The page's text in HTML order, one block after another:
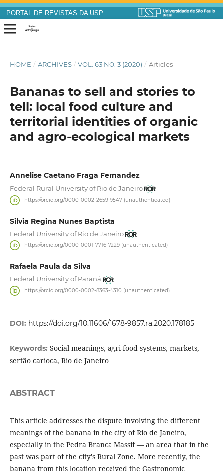
PORTAL DE REVISTAS DA USP
HOME / ARCHIVES / VOL. 63 NO. 3 (2020) / Articles
Bananas to sell and stories to
tell: local food culture and
territorial identities of organic
and agro-ecological markets
Annelise Caetano Fraga Fernandez
Federal Rural University of Rio de Janeiro
https://orcid.org/0000-0002-2659-9547 (unauthenticated)
Silvia Regina Nunes Baptista
Federal University of Rio de Janeiro
https://orcid.org/0000-0001-7716-7229 (unauthenticated)
Rafaela Paula da Silva
Federal University of Paraná
https://orcid.org/0000-0002-8363-4310 (unauthenticated)
DOI: https://doi.org/10.11606/1678-9857.ra.2020.178185
Keywords: Social meanings, agri-food systems, markets,
sertão carioca, Rio de Janeiro
ABSTRACT
This article addresses the dispute involving the different
meanings of the banana in the city of Rio de Janeiro,
especially in the Pedra Branca Massif — an area that in the
past was part of the city's Rural Zone. More recently, the
banana from this location received the Gastronomic